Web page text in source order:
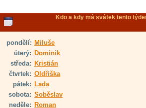
Kdo a kdy má svátek tento
pondělí: Miluše
úterý: Dominik
středa: Kristián
čtvrtek: Oldřiška
pátek: Lada
sobota: Soběslav
neděle: Roman